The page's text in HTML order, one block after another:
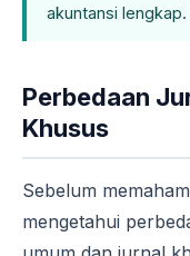
akuntansi lengkap.
Perbedaan
Khusus
Sebelum
mengetahui